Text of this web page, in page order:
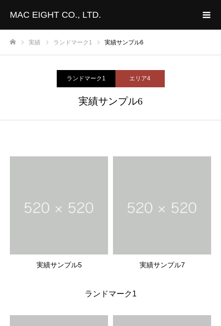
MAC EIGHT CO., LTD.
実績 ランドマーク1 実績サンプル6
ランドマーク1 エリア4
実績サンプル6
実績サンプル5 実績サンプル7
ランドマーク1